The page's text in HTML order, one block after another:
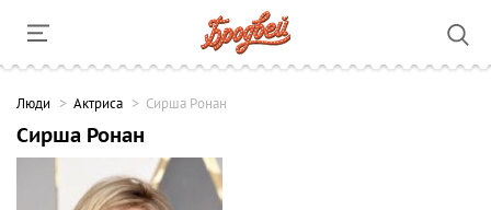
Люди Актриса Сирша Ронан
Сирша Ронан